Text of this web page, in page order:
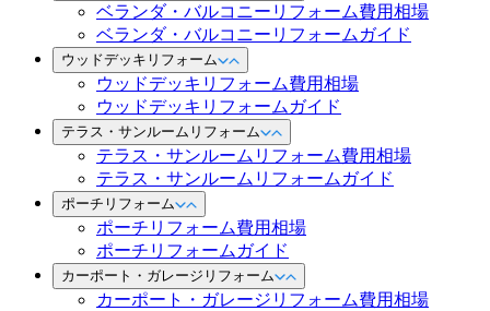
ベランダ・バルコニーリフォーム費用相場
ベランダ・バルコニーリフォームガイド
ウッドデッキリフォーム
ウッドデッキリフォーム費用相場
ウッドデッキリフォームガイド
テラス・サンルームリフォーム
テラス・サンルームリフォーム費用相場
テラス・サンルームリフォームガイド
ポーチリフォーム
ポーチリフォーム費用相場
ポーチリフォームガイド
カーポート・ガレージリフォーム
カーポート・ガレージリフォーム費用相場